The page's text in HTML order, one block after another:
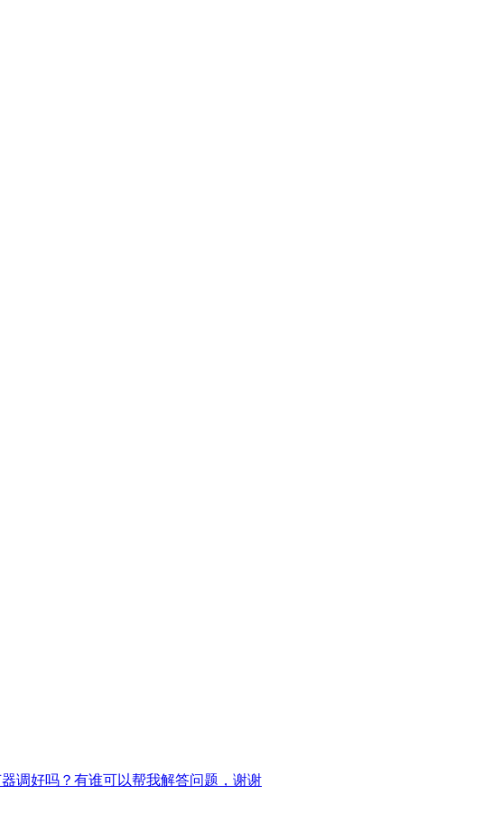
调好吗？有谁可以帮我解答问题，谢谢